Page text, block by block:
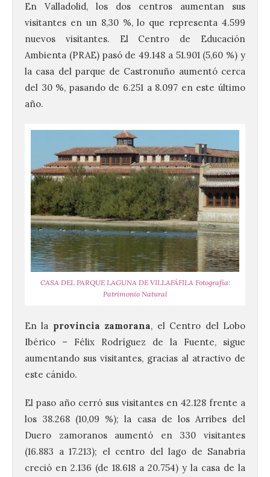
En Valladolid, los dos centros aumentan sus
visitantes en un 8,30 %, lo que representa 4.599
nuevos visitantes. El Centro de Educación
Ambienta (PRAE) pasó de 49.148 a 51.901 (5,60 %) y
la casa del parque de Castronuño aumentó cerca
del 30 %, pasando de 6.251 a 8.097 en este último
año.
CASA DEL PARQUE LAGUNA DE VILLAFÁFILA Fotografía:
Patrimonio Natural
En la provincia zamorana, el Centro del Lobo
Ibérico – Félix Rodríguez de la Fuente, sigue
aumentando sus visitantes, gracias al atractivo de
este cánido.
El paso año cerró sus visitantes en 42.128 frente a
los 38.268 (10,09 %); la casa de los Arribes del
Duero zamoranos aumentó en 330 visitantes
(16.883 a 17.213); el centro del lago de Sanabria
creció en 2.136 (de 18.618 a 20.754) y la casa de la
Brujería Fest Summer un
festival que se celebrará
el 11 de agosto en la
Bañeza
9 Ago 2026